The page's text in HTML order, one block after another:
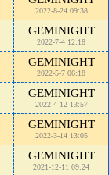
2022-8-24 09:38
GEMINIGHT
2022-7-4 12:18
GEMINIGHT
2022-5-7 06:18
GEMINIGHT
2022-4-12 13:57
GEMINIGHT
2022-3-14 13:05
GEMINIGHT
2021-12-11 09:24